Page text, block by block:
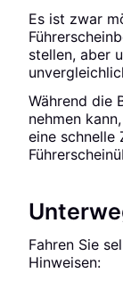
Es ist zwar
stellen, aber
Während die
nehmen
eine schnelle
Fahren Sie
Hinweisen: